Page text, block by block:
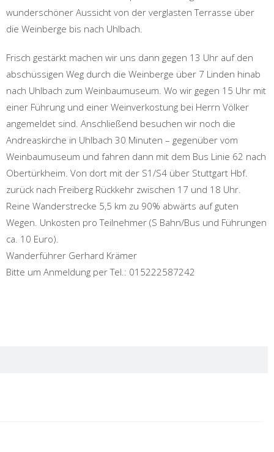
wunderschöner Aussicht von der verglasten Terrasse über
die Weinberge bis nach Uhlbach.
Frisch gestärkt machen wir uns dann gegen 13 Uhr auf den
abschüssigen Weg durch die Weinberge über 7 Linden hinab
nach Uhlbach zum Weinbaumuseum. Wo wir gegen 15 Uhr mit
einer Führung und einer Weinverkostung bei Herrn Völker
angemeldet sind. Anschließend besuchen wir noch die
Andreaskirche in Uhlbach 30 Minuten – gegenüber vom
Weinbaumuseum und fahren dann mit dem Bus Linie 62 nach
Obertürkheim. Von dort mit der S1/S4 über Stuttgart Hbf.
zurück nach Freiberg Rückkehr zwischen 17 und 18 Uhr.
Reine Wanderstrecke 5,5 km zu 90% abwärts auf guten
Wegen. Unkosten pro Teilnehmer (S Bahn/Bus und Führungen
ca. 10 Euro).
Wanderführer Gerhard Krämer
Bitte um Anmeldung per Tel.: 015222587242